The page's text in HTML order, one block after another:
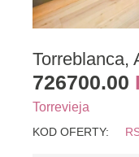
Torreblanca,
726700.00
Torrevieja
KOD OFERTY: